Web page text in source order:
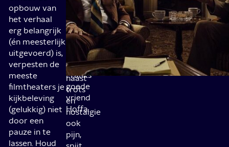
opbouw van
het verhaal
erg belangrijk
(én meesterlijk
uitgevoerd) is,
verpesten de
meeste
filmtheaters je
kijkbeleving
(gelukkig) niet
door een
pauze in te
lassen. Houd
Pacino).
En
die
terugblik
bevat
naast
trots
en
nostalgie
ook
pijn,
andere
en
de
mysterieuze
verdwijning
van
Franks
goede
vriend
Hoffa.